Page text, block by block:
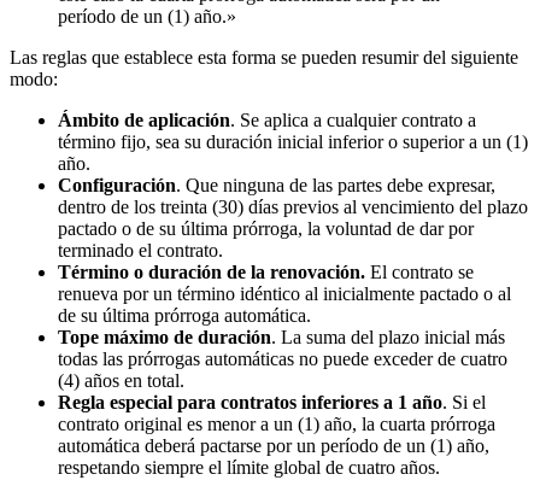
período de un (1) año.»
Las reglas que establece esta forma se pueden resumir del siguiente
modo:
Ámbito de aplicación. Se aplica a cualquier contrato a
término fijo, sea su duración inicial inferior o superior a un (1)
año.
Configuración. Que ninguna de las partes debe expresar,
dentro de los treinta (30) días previos al vencimiento del plazo
pactado o de su última prórroga, la voluntad de dar por
terminado el contrato.
Término o duración de la renovación. El contrato se
renueva por un término idéntico al inicialmente pactado o al
de su última prórroga automática.
Tope máximo de duración. La suma del plazo inicial más
todas las prórrogas automáticas no puede exceder de cuatro
(4) años en total.
Regla especial para contratos inferiores a 1 año. Si el
contrato original es menor a un (1) año, la cuarta prórroga
automática deberá pactarse por un período de un (1) año,
respetando siempre el límite global de cuatro años.